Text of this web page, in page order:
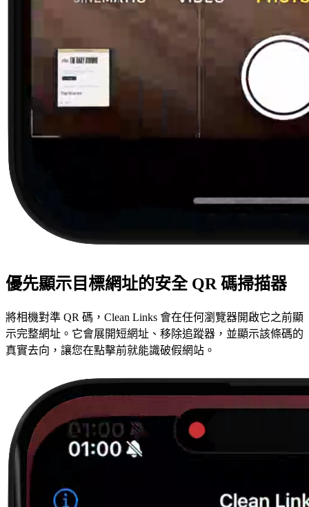
優先顯示目標網址的安全 QR 碼掃描器
將相機對準 QR 碼，Clean Links 會在任何瀏覽器開啟它之前顯
示完整網址。它會展開短網址、移除追蹤器，並顯示該條碼的
真實去向，讓您在點擊前就能識破假網站。